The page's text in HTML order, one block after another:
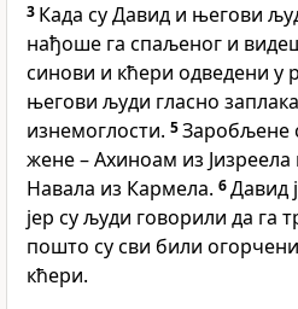
3 Када су Давид и његови
нађоше га спаљеног и
синови и кћери одведени у
његови људи гласно
изнемоглости. 5Заробљене
жене – Ахиноам из Јизреела
Навала из Кармела. 6Давид
јер су људи говорили да га
пошто су сви били
кћери.